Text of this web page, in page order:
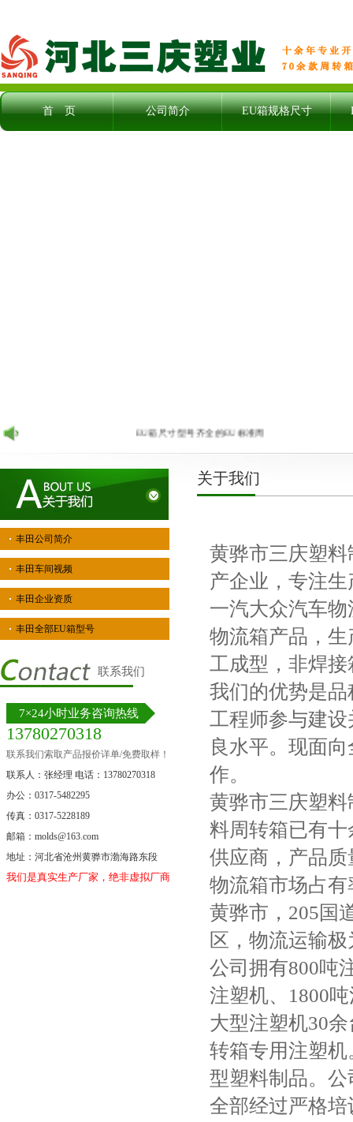
首 页 公司简介 EU箱规格尺寸
EU箱尺寸型号齐全的EU标准周转箱生产厂家，诚招各地代
丰田公司简介
丰田车间视频
丰田企业资质
丰田全部EU箱型号
联系我们
7×24小时业务咨询热线
13780270318
联系我们索取产品报价详单/免费取样！
联系人：张经理 电话：13780270318
办公：0317-5482295
传真：0317-5228189
邮箱：molds@163.com
地址：河北省沧州黄骅市渤海路东段
我们是真实生产厂家，绝非虚拟厂商。
关于我们
黄骅市三庆塑
产企业，专注
一汽大众汽车
物流箱产品，
工成型，非焊接
我们的优势是品
工程师参与建
良水平。现面
作。
黄骅市三庆塑
料周转箱已有
供应商，产品
物流箱市场占
黄骅市，205国
区，物流运输
公司拥有800吨
注塑机、1800
大型注塑机30
转箱专用注塑
型塑料制品。
全部经过严格